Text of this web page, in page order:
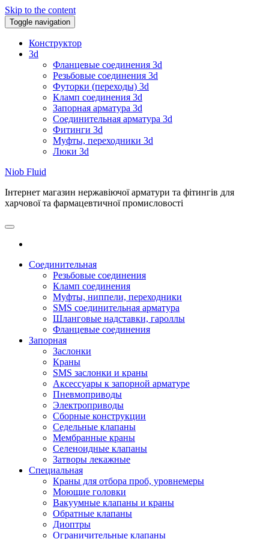
Skip to the content
Toggle navigation
Конструктор
3d
Фланцевые соединения 3d
Резьбовые соединения 3d
Футорки (переходы) 3d
Кламп соединения 3d
Запорная арматура 3d
Соединительная арматура 3d
Фитинги 3d
Муфты, переходники 3d
Люки 3d
Niob Fluid
Інтернет магазин нержавіючої арматури та фітингів для
харчової та фармацевтичної промисловості
Соединительная
Резьбовые соединения
Кламп соединения
Муфты, ниппели, переходники
SMS соединительная арматура
Шланговые надставки, гароллы
Фланцевые соединения
Запорная
Заслонки
Краны
SMS заслонки и краны
Аксессуары к запорной арматуре
Пневмоприводы
Электроприводы
Сборные конструкции
Седельные клапаны
Мембранные краны
Селеноидные клапаны
Затворы лекажные
Специальная
Краны для отбора проб, уровнемеры
Моющие головки
Вакуумные клапаны и краны
Обратные клапаны
Диоптры
Ограничительные клапаны